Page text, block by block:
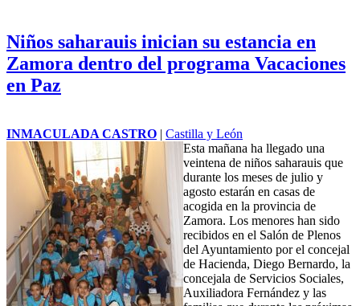
Niños saharauis inician su estancia en
Zamora dentro del programa Vacaciones
en Paz
INMACULADA CASTRO | Castilla y León
Esta mañana ha llegado una
veintena de niños saharauis que
durante los meses de julio y
agosto estarán en casas de
acogida en la provincia de
Zamora. Los menores han sido
recibidos en el Salón de Plenos
del Ayuntamiento por el concejal
de Hacienda, Diego Bernardo, la
concejala de Servicios Sociales,
Auxiliadora Fernández y las